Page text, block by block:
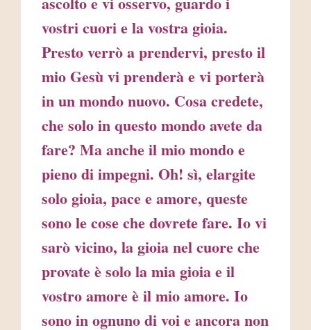
vostri cuori e la vostra gioia.
Presto verrò a prendervi, presto il
mio Gesù vi prenderà e vi porterà
in un mondo nuovo. Cosa credete,
che solo in questo mondo avete da
fare? Ma anche il mio mondo e
pieno di impegni. Oh! sì, elargite
solo gioia, pace e amore, queste
sono le cose che dovrete fare. Io vi
sarò vicino, la gioia nel cuore che
provate è solo la mia gioia e il
vostro amore è il mio amore. Io
sono in ognuno di voi e ancora non